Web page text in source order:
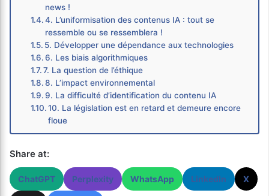
news !
4. L’uniformisation des contenus IA : tout se
ressemble ou se ressemblera !
5. Développer une dépendance aux technologies
6. Les biais algorithmiques
7. La question de l’éthique
8. L’impact environnemental
9. La difficulté d’identification du contenu IA
10. La législation est en retard et demeure encore
floue
Share at:
ChatGPT Perplexity WhatsApp LinkedIn X